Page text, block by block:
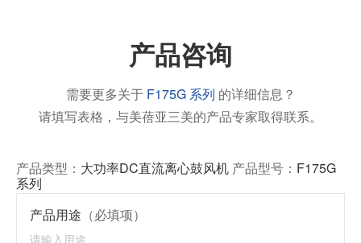
产品咨询
需要更多关于 F175G 系列 的详细信息？
请填写表格，与美蓓亚三美的产品专家取得联系。
产品类型： 大功率DC直流离心鼓风机 产品型号： F175G
系列
产品用途 （必填项）